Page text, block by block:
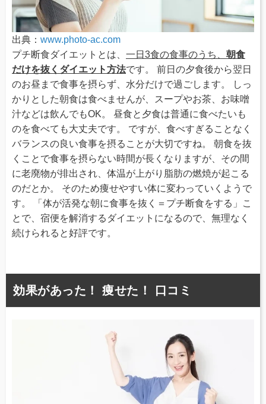
出典： www.photo-ac.com
プチ断食ダイエットとは、 一日3食の食事のうち、 朝食
だけを抜くダイエット方法です。 前日の夕食後から翌日
のお昼まで食事を摂らず、水分だけで過ごします。 しっ
かりとした朝食は食べませんが、スープやお茶、お味噌
汁などは飲んでもOK。 昼食と夕食は普通に食べたいも
のを食べても大丈夫です。 ですが、食べすぎることなく
バランスの良い食事を摂ることが大切ですね。 朝食を抜
くことで食事を摂らない時間が長くなりますが、その間
に老廃物が排出され、体温が上がり脂肪の燃焼が起こる
のだとか。 そのため痩せやすい体に変わっていくようで
す。 「体が活発な朝に食事を抜く＝プチ断食をする」こ
とで、宿便を解消するダイエットになるので、無理なく
続けられると好評です。
効果があった！ 痩せた！ 口コミ